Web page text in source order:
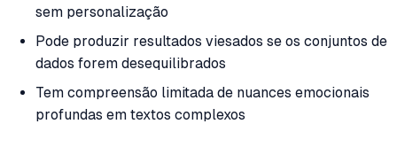
sem personalização
Pode produzir resultados viesados se os conjuntos de
dados forem desequilibrados
Tem compreensão limitada de nuances emocionais
profundas em textos complexos